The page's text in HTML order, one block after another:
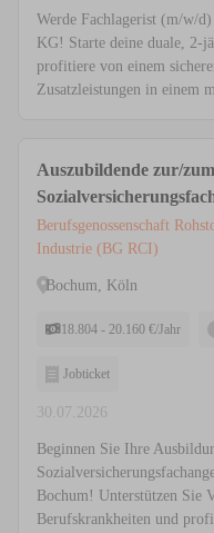
Werde Fachlagerist (m/w/
KG! Starte deine duale, 2-
profitiere von einem
Zusatzleistungen in einem
Auszubildende zur/zum
(m/w/d) Köln, Bochum
Berufsgenossenschaft
Industrie (BG RCI)
Bochum, Köln
18.804 - 20.160 €/Jahr
Jobticket
30.07.2026
Beginnen Sie Ihre
Bochum! Unterstützen Sie
Berufskrankheiten und